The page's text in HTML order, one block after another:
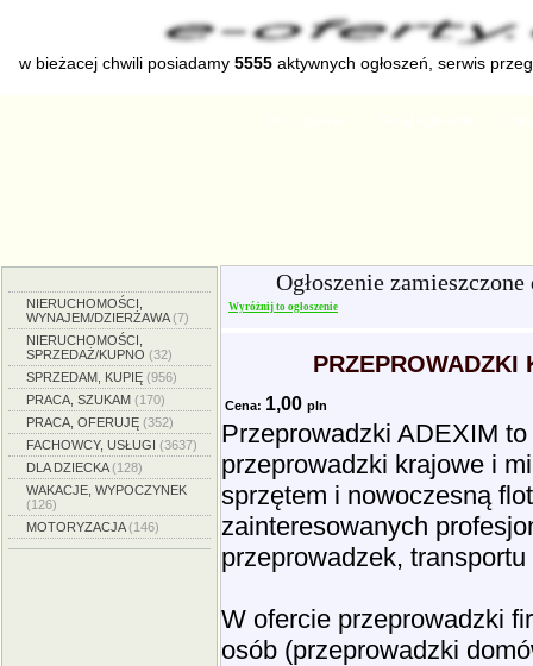
w bieżacej chwili posiadamy 5555 aktywnych ogłoszeń, serwis
NIERUCHOMOŚCI,
WYNAJEM/DZIERŻAWA(7)
NIERUCHOMOŚCI,
SPRZEDAŻ/KUPNO (32)
SPRZEDAM, KUPIĘ (956)
PRACA, SZUKAM (170)
PRACA, OFERUJĘ (352)
FACHOWCY, USŁUGI (3637)
DLA DZIECKA(128)
WAKACJE, WYPOCZYNEK
(126)
MOTORYZACJA(146)
Ogłoszenie
Wyróżnij to ogłoszenie
PRZEPROWADZKI
Cena: 1,00 pln
Przeprowadzki ADEXIM
przeprowadzki krajowe i
sprzętem i nowoczesną
zainteresowanych
przeprowadzek,
W ofercie przeprowadzki
osób (przeprowadzki